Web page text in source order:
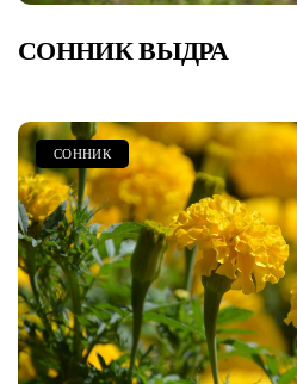
СОННИК ВЫДРА
СОННИК